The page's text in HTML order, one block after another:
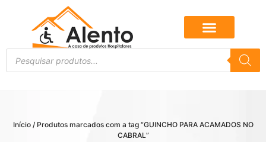
Início/ Produtos marcados com a tag “GUINCHO PARA ACAMADOS NO
CABRAL”